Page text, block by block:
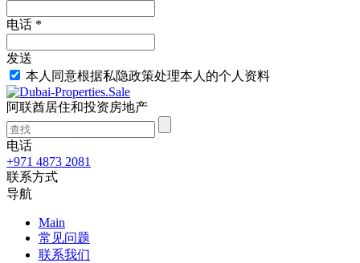
电话 *
发送
本人同意根据私隐政策处理本人的个人资料
阿联酋居住和投资房地产
电话
+971 4873 2081
联系方式
导航
Main
常见问题
联系我们